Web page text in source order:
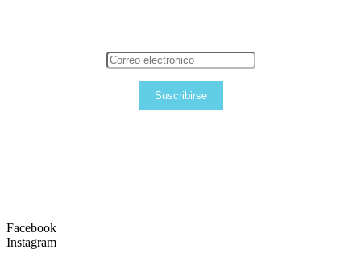
Suscribirse
Facebook
Instagram